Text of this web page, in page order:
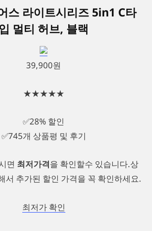
스 라이트시리즈 5in1 C타
입 멀티 허브, 블랙
39,900원
★★★★★
✅28% 할인
✅745개 상품평 및 후기
면 최저가격을 확인할수 있습니다.상
서 추가된 할인 가격을 꼭 확인하세요.
최저가 확인